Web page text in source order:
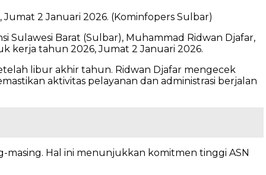
2 Januari 2026. (Kominfopers Sulbar)
Sulawesi Barat (Sulbar), Muhammad Ridwan Djafar,
kerja tahun 2026, Jumat 2 Januari 2026.
libur akhir tahun. Ridwan Djafar mengecek
aktivitas pelayanan dan administrasi berjalan
Hal ini menunjukkan komitmen tinggi ASN